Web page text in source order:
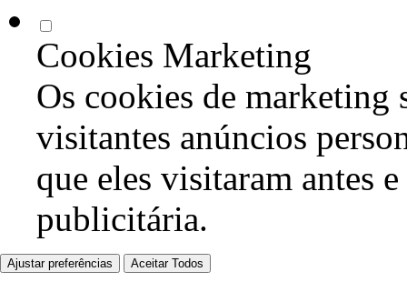
Cookies Marketing
Os cookies de marketing
visitantes anúncios
que eles visitaram antes
publicitária.
Ajustar preferências Aceitar Todos